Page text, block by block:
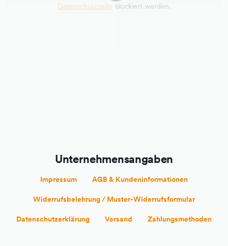
Datenschutzseite blockiert werden.
Unternehmensangaben
Impressum AGB & Kundeninformationen
Widerrufsbelehrung / Muster-Widerrufsformular
Datenschutzerklärung Versand Zahlungsmethoden